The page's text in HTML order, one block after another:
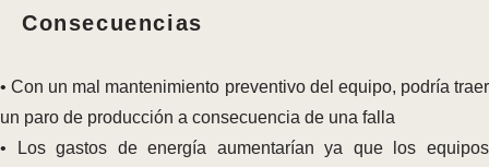
Consecuencias
• Con un mal mantenimiento preventivo del equipo, podría traer
un paro de producción a consecuencia de una falla
• Los gastos de energía aumentarían ya que los equipos